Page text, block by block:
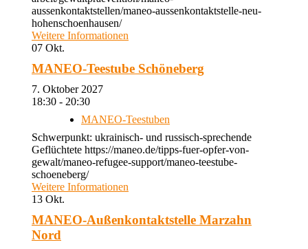
aussenkontaktstellen/maneo-aussenkontaktstelle-neu-
hohenschoenhausen/
Weitere Informationen
07 Okt.
MANEO-Teestube Schöneberg
7. Oktober 2027
18:30 - 20:30
MANEO-Teestuben
Schwerpunkt: ukrainisch- und russisch-sprechende
Geflüchtete https://maneo.de/tipps-fuer-opfer-von-
gewalt/maneo-refugee-support/maneo-teestube-
schoeneberg/
Weitere Informationen
13 Okt.
MANEO-Außenkontaktstelle Marzahn
Nord